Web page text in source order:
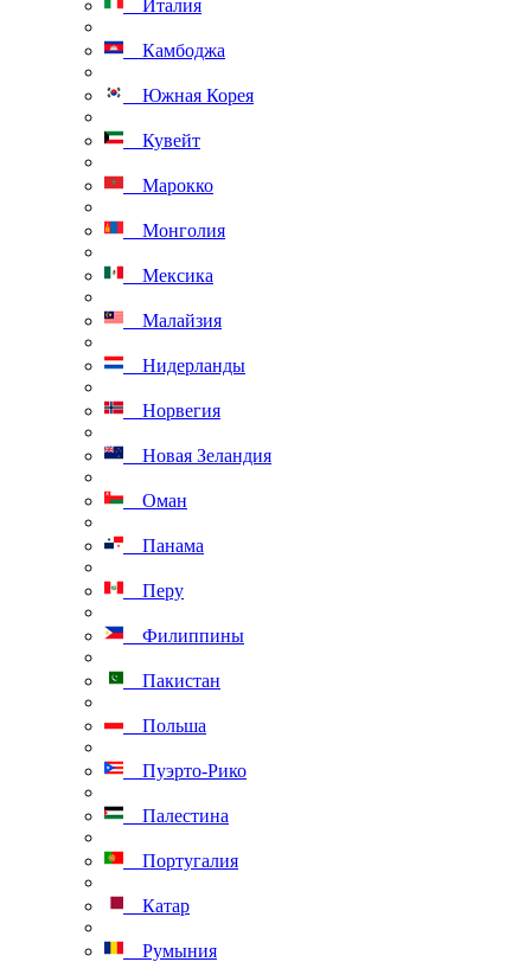
Италия
Камбоджа
Южная Корея
Кувейт
Марокко
Монголия
Мексика
Малайзия
Нидерланды
Норвегия
Новая Зеландия
Оман
Панама
Перу
Филиппины
Пакистан
Польша
Пуэрто-Рико
Палестина
Португалия
Катар
Румыния